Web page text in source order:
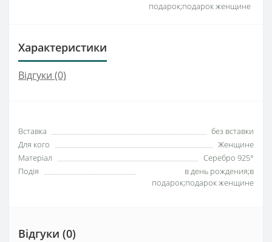
подарок;подарок женщине
Характеристики
Відгуки (0)
Вставка
без вставки
Для кого
Женщине
Матеріал
Серебро 925°
Подія
в день рождения;в
подарок;подарок женщине
Відгуки (0)